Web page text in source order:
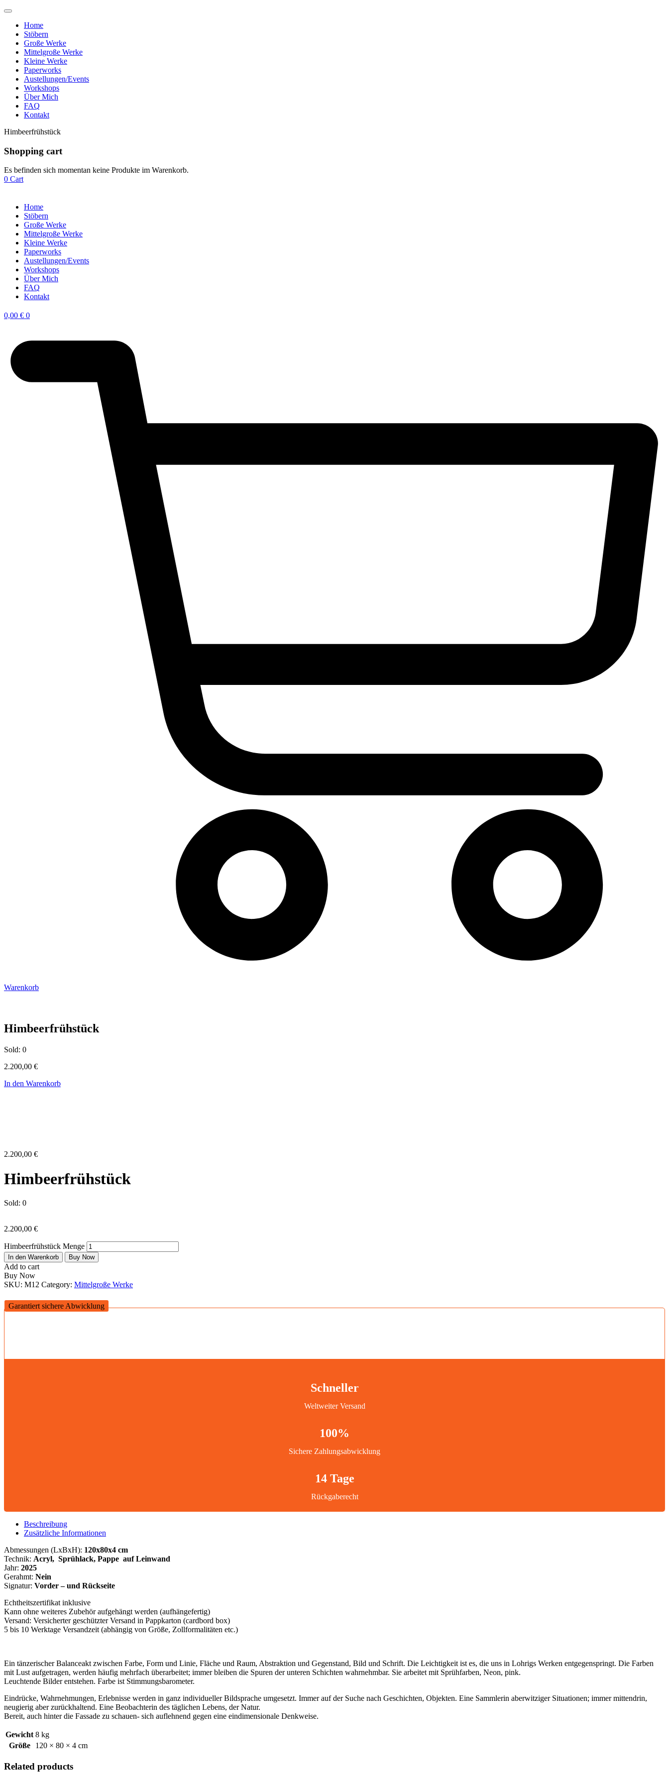
Home
Stöbern
Große Werke
Mittelgroße Werke
Kleine Werke
Paperworks
Austellungen/Events
Workshops
Über Mich
FAQ
Kontakt
Himbeerfrühstück
Shopping cart
Es befinden sich momentan keine Produkte im Warenkorb.
0 Cart
Home
Stöbern
Große Werke
Mittelgroße Werke
Kleine Werke
Paperworks
Austellungen/Events
Workshops
Über Mich
FAQ
Kontakt
0,00 € 0
Warenkorb
Himbeerfrühstück
Sold: 0
2.200,00 €
In den Warenkorb
2.200,00 €
Himbeerfrühstück
Sold: 0
2.200,00 €
Himbeerfrühstück Menge
In den Warenkorb Buy Now
Add to cart
Buy Now
SKU: M12 Category: Mittelgroße Werke
Garantiert sichere Abwicklung
Schneller
Weltweiter Versand
100%
Sichere Zahlungsabwicklung
14 Tage
Rückgaberecht
Beschreibung
Zusätzliche Informationen
Abmessungen (LxBxH): 120x80x4 cm
Technik: Acryl, Sprühlack, Pappe auf Leinwand
Jahr: 2025
Gerahmt: Nein
Signatur: Vorder – und Rückseite
Echtheitszertifikat inklusive
Kann ohne weiteres Zubehör aufgehängt werden (aufhängefertig)
Versand: Versicherter geschützter Versand in Pappkarton (cardbord box)
5 bis 10 Werktage Versandzeit (abhängig von Größe, Zollformalitäten etc.)
Ein tänzerischer Balanceakt zwischen Farbe, Form und Linie, Fläche und Raum, Abstraktion und Gegenstand, Bild und Schrift. Die Leichtigkeit ist es, die uns in Lohrigs Werken entgegenspringt. Die Farben
mit Lust aufgetragen, werden häufig mehrfach überarbeitet; immer bleiben die Spuren der unteren Schichten wahrnehmbar. Sie arbeitet mit Sprühfarben, Neon, pink.
Leuchtende Bilder entstehen. Farbe ist Stimmungsbarometer.
Eindrücke, Wahrnehmungen, Erlebnisse werden in ganz individueller Bildsprache umgesetzt. Immer auf der Suche nach Geschichten, Objekten. Eine Sammlerin aberwitziger Situationen; immer mittendrin,
neugierig aber zurückhaltend. Eine Beobachterin des täglichen Lebens, der Natur.
Bereit, auch hinter die Fassade zu schauen- sich auflehnend gegen eine eindimensionale Denkweise.
Gewicht 8 kg
Größe
120 × 80 × 4 cm
Related products